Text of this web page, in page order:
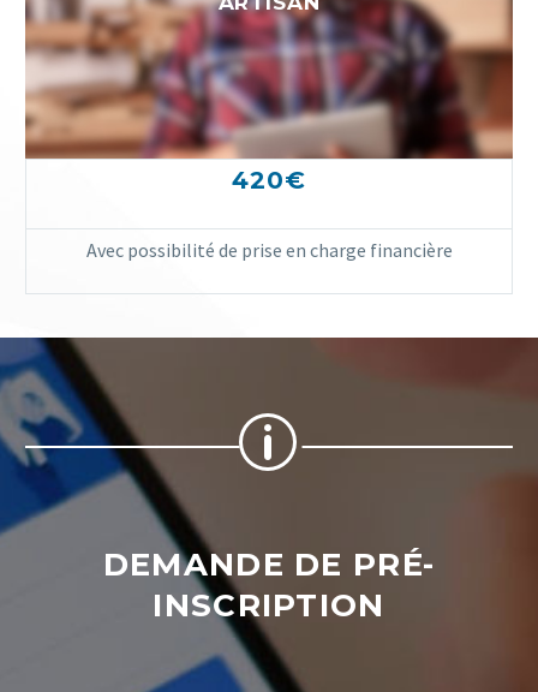
420€
Avec possibilité de prise en charge financière
p
p
DEMANDE DE PRÉ-
INSCRIPTION